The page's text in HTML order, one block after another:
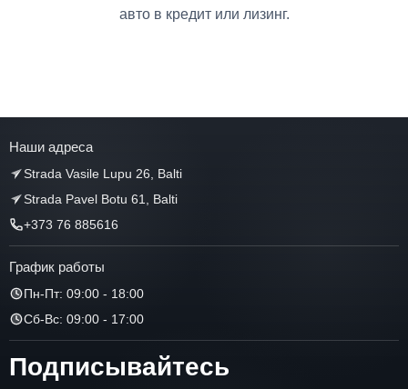
авто в кредит или лизинг.
Наши адреса
Strada Vasile Lupu 26, Balti
Strada Pavel Botu 61, Balti
+373 76 885616
График работы
Пн-Пт: 09:00 - 18:00
Сб-Вс: 09:00 - 17:00
Подписывайтесь